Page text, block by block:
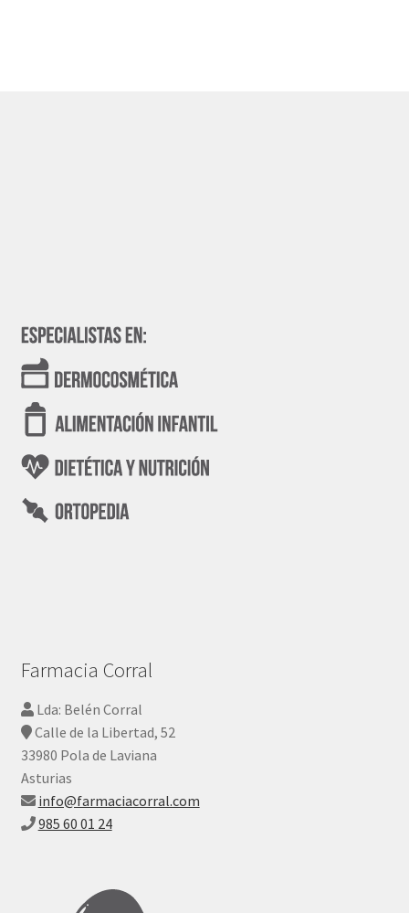
Farmacia Corral
Lda: Belén Corral
Calle de la Libertad, 52
33980 Pola de Laviana
Asturias
info@farmaciacorral.com
985 60 01 24